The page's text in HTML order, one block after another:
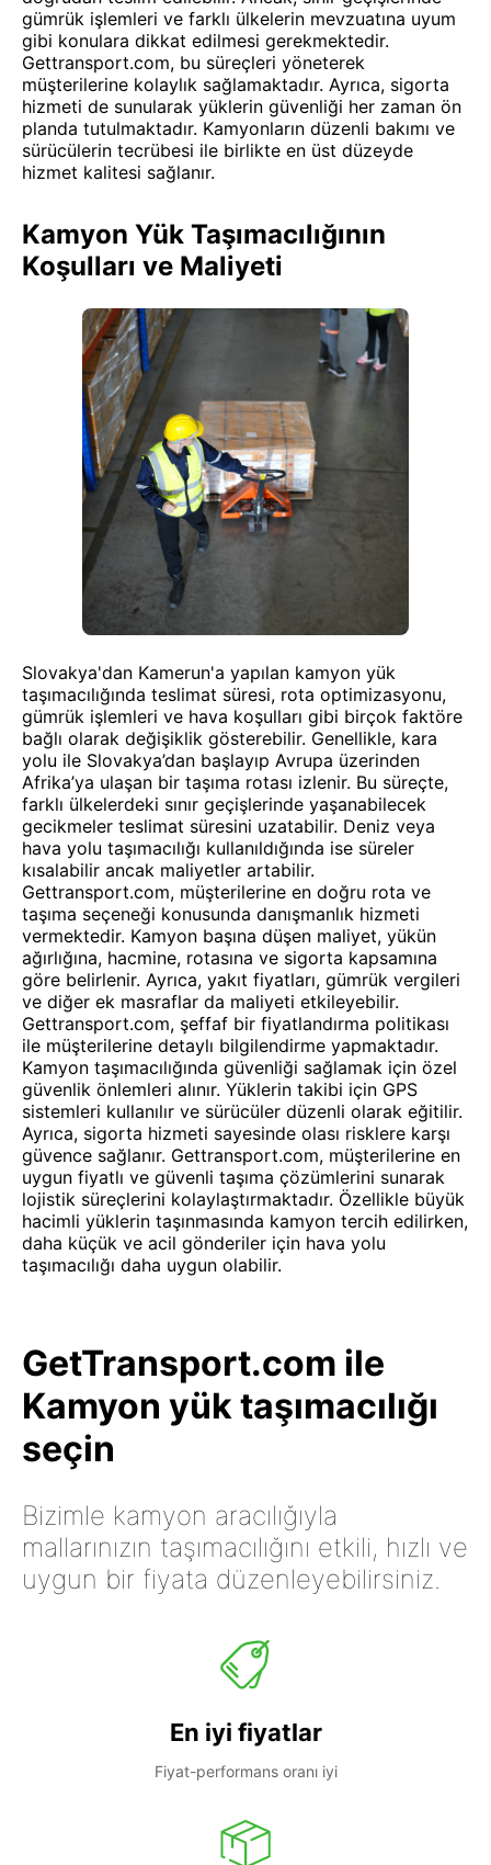
gümrük işlemleri ve farklı ülkelerin mevzuatına uyum
gibi konulara dikkat edilmesi gerekmektedir.
Gettransport.com, bu süreçleri yöneterek
müşterilerine kolaylık sağlamaktadır. Ayrıca, sigorta
hizmeti de sunularak yüklerin güvenliği her zaman ön
planda tutulmaktadır. Kamyonların düzenli bakımı ve
sürücülerin tecrübesi ile birlikte en üst düzeyde
hizmet kalitesi sağlanır.
Kamyon Yük Taşımacılığının
Koşulları ve Maliyeti
Slovakya'dan Kamerun'a yapılan kamyon yük
taşımacılığında teslimat süresi, rota optimizasyonu,
gümrük işlemleri ve hava koşulları gibi birçok faktöre
bağlı olarak değişiklik gösterebilir. Genellikle, kara
yolu ile Slovakya’dan başlayıp Avrupa üzerinden
Afrika’ya ulaşan bir taşıma rotası izlenir. Bu süreçte,
farklı ülkelerdeki sınır geçişlerinde yaşanabilecek
gecikmeler teslimat süresini uzatabilir. Deniz veya
hava yolu taşımacılığı kullanıldığında ise süreler
kısalabilir ancak maliyetler artabilir.
Gettransport.com, müşterilerine en doğru rota ve
taşıma seçeneği konusunda danışmanlık hizmeti
vermektedir. Kamyon başına düşen maliyet, yükün
ağırlığına, hacmine, rotasına ve sigorta kapsamına
göre belirlenir. Ayrıca, yakıt fiyatları, gümrük vergileri
ve diğer ek masraflar da maliyeti etkileyebilir.
Gettransport.com, şeffaf bir fiyatlandırma politikası
ile müşterilerine detaylı bilgilendirme yapmaktadır.
Kamyon taşımacılığında güvenliği sağlamak için özel
güvenlik önlemleri alınır. Yüklerin takibi için GPS
sistemleri kullanılır ve sürücüler düzenli olarak eğitilir.
Ayrıca, sigorta hizmeti sayesinde olası risklere karşı
güvence sağlanır. Gettransport.com, müşterilerine en
uygun fiyatlı ve güvenli taşıma çözümlerini sunarak
lojistik süreçlerini kolaylaştırmaktadır. Özellikle büyük
hacimli yüklerin taşınmasında kamyon tercih edilirken,
daha küçük ve acil gönderiler için hava yolu
taşımacılığı daha uygun olabilir.
GetTransport.com ile
Kamyon yük taşımacılığı
seçin
Bizimle kamyon aracılığıyla
mallarınızın taşımacılığını etkili, hızlı ve
uygun bir fiyata düzenleyebilirsiniz.
En iyi fiyatlar
Fiyat-performans oranı iyi